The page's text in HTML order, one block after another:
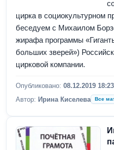
цирка в социокультурном
беседуем с Михаилом
жирафа программы
больших зверей»)
цирковой компании.
Опубликовано: 08.12.2019 18:23
Автор: Ирина Киселева Все